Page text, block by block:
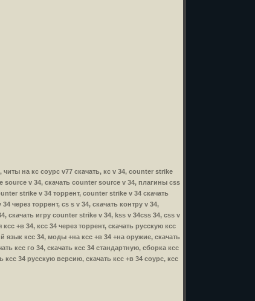
читы на кс соурс v77 скачать, кс v 34, counter strike
source v 34, скачать counter source v 34, плагины css
strike v 34 торрент, counter strike v 34 скачать
через торрент, cs s v 34, скачать контру v 34,
скачать игру counter strike v 34, kss v 34css 34, css v
+в 34, ксс 34 через торрент, скачать русскую ксс
язык ксс 34, моды +на ксс +в 34 +на оружие, скачать
ксс го 34, скачать ксс 34 стандартную, сборка ксс
ксс 34 русскую версию, скачать ксс +в 34 соурс, ксс